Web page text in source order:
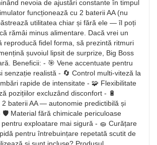
nevoia de ajustări constante în timpul
funcționează cu 2 baterii AA (nu
utilitatea chiar și fără ele — îl poți
rămâi minus alimentare. Dacă vrei un
reproducă fidel forma, să prezintă ritmuri
șuvoiul lipsit de surprize, Big Boss
Beneficii: - 🎯 Vene accentuate pentru
senzație realistă - 🔄 Control multi-viteză la
rapide de intensitate - 🧩 Flexibilitate
pozițiilor excluzând disconfort - 🔋
2 baterii AA — autonomie predictibilă și
🛡️ Material fără chimicale periculoase
exploatare mai sigură - 🧽 Curățare
pentru întrebuințare repetată scutit de